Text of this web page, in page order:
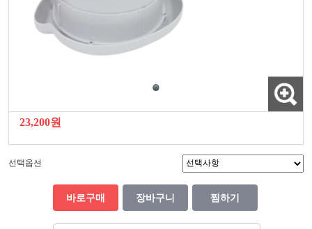
23,200원
선택옵션
바로구매 장바구니 찜하기